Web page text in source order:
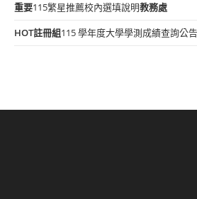
重要115繁星推薦校內選填說明教務處
HOT註冊組115 學年度大學學測成績查詢公告